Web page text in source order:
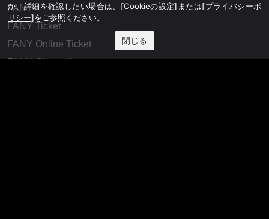
FANY
FANY Ticket
FANY Online Ticket
FANY Channel
か、詳細を確認したい場合は、 [Cookieの設定] または[プライバシーポ
リシー]をご参照ください。
閉じる